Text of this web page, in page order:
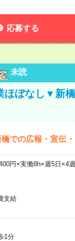
応募する
未読
ほぼなし▼新
での広報・宣伝
円×実働8h×週5日×4
支給
1分